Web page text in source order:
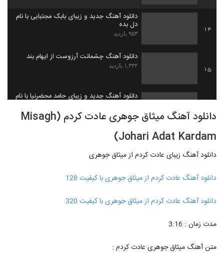
14
دانلود آهنگ جدید و زیبای بابک مجتبایی با نام
دل بده
۹۵۳ بازدید
15
دانلود آهنگ چشمانت آرزوست از ایهام بند
۱,۳۳۲ بازدید
دانلود آهنگ جدید و زیبای حامد محضرنیا با نام
۸۸۱ بازدید
ایمان محمدی آهنگ عروس آسمونی (رمیکس)
دانلود آهنگ جدید و زیبای آصف آریا با نام چه
عجب
19
آهنگ آصف آریا (رمیکس) از دی جی میلاد
دانلود آهنگ میثاق جوهری عادت کردم (Misagh
Johari Adat Kardam)
دانلود آهنگ زیبای عادت کردم از میثاق جوهری
دانلود آهنگ عادت کردم از میثاق جوهری با کیفیت 128
دانلود آهنگ عادت کردم از میثاق جوهری با کیفیت 320
مدت زمان : 3:16
متن آهنگ میثاق جوهری عادت کردم :